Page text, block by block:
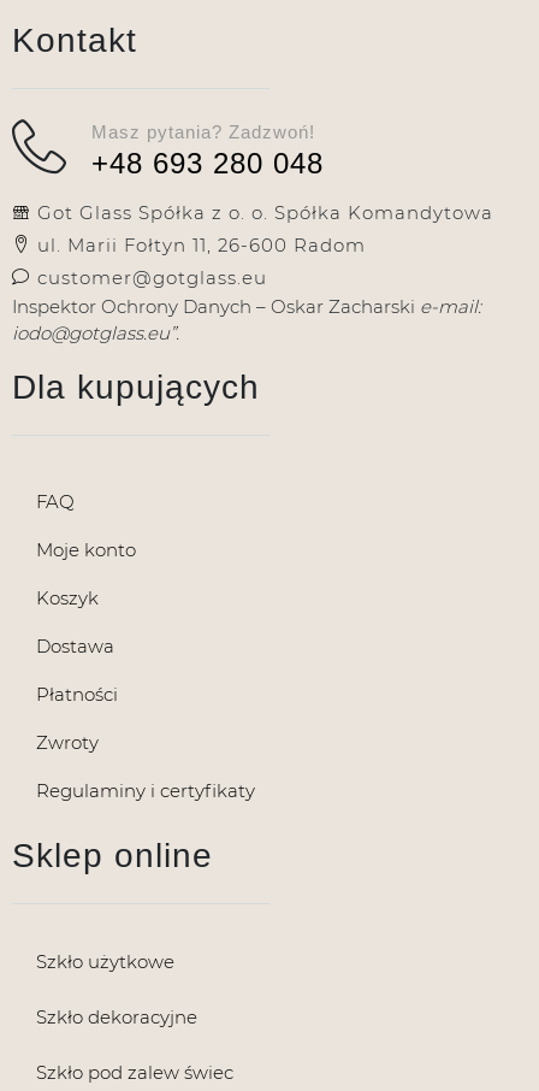
Kontakt
Masz pytania? Zadzwoń!
+48 693 280 048
Got Glass Spółka z o. o. Spółka Komandytowa
ul. Marii Fołtyn 11, 26-600 Radom
customer@gotglass.eu
Inspektor Ochrony Danych – Oskar Zacharski e-mail:
iodo@gotglass.eu”.
Dla kupujących
FAQ
Moje konto
Koszyk
Dostawa
Płatności
Zwroty
Regulaminy i certyfikaty
Sklep online
Szkło użytkowe
Szkło dekoracyjne
Szkło pod zalew świec